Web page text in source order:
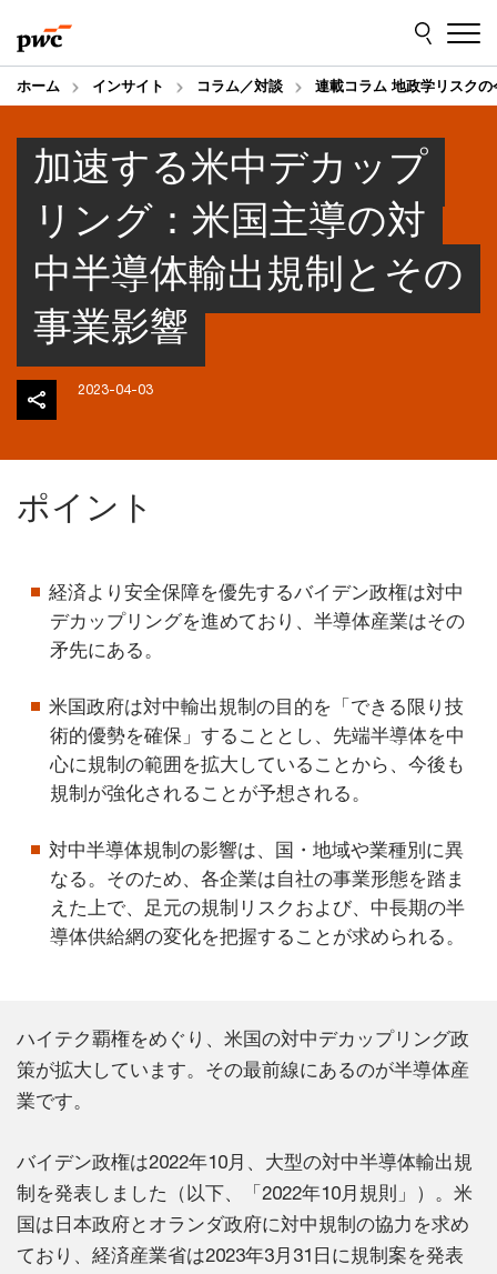
to
content
to
footer
ホーム インサイト コラム／対談 連載コラム 地政学リスクの
加速する米中デカップ
リング：米国主導の対
中半導体輸出規制とその
事業影響
2023-04-03
ポイント
経済より安全保障を優先するバイデン政権は対中
デカップリングを進めており、半導体産業はその
矛先にある。
米国政府は対中輸出規制の目的を「できる限り技
術的優勢を確保」することとし、先端半導体を中
心に規制の範囲を拡大していることから、今後も
規制が強化されることが予想される。
対中半導体規制の影響は、国・地域や業種別に異
なる。そのため、各企業は自社の事業形態を踏ま
えた上で、足元の規制リスクおよび、中長期の半
導体供給網の変化を把握することが求められる。
ハイテク覇権をめぐり、米国の対中デカップリング政
策が拡大しています。その最前線にあるのが半導体産
業です。
バイデン政権は2022年10月、大型の対中半導体輸出規
制を発表しました（以下、「2022年10月規則」）。米
国は日本政府とオランダ政府に対中規制の協力を求め
ており、経済産業省は2023年3月31日に規制案を発表